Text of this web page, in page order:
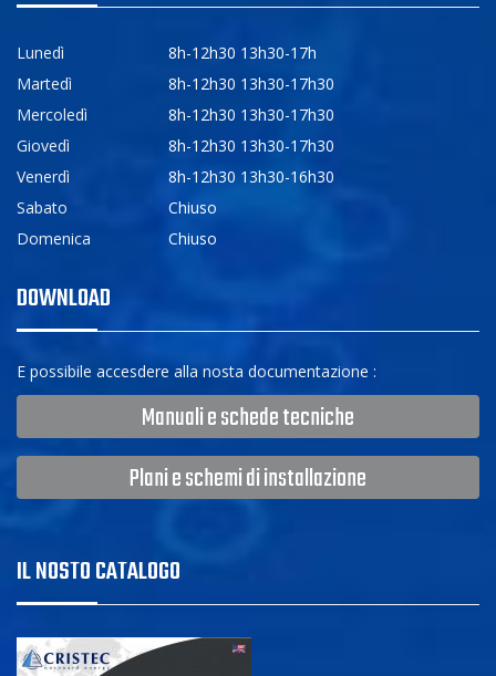
Lunedì
8h-12h30 13h30-17h
Martedì
8h-12h30 13h30-17h30
Mercoledì
8h-12h30 13h30-17h30
Giovedì
8h-12h30 13h30-17h30
Venerdì
8h-12h30 13h30-16h30
Sabato
Chiuso
Domenica
Chiuso
DOWNLOAD
E possibile accesdere alla nosta documentazione :
Manuali e schede tecniche
Plani e schemi di installazione
IL NOSTO CATALOGO